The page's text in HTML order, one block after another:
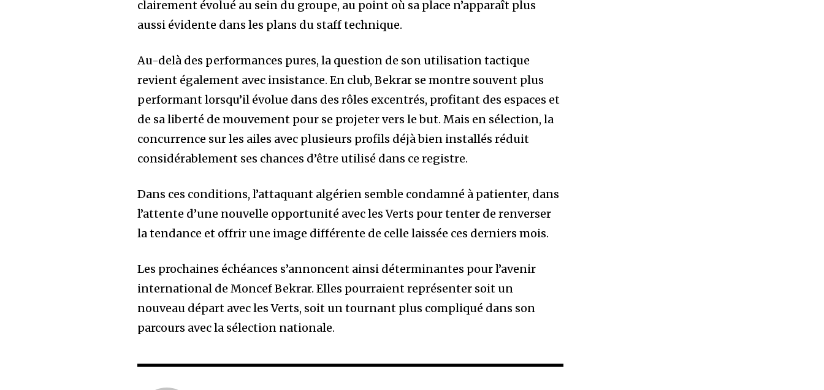
clairement évolué au sein du groupe, au point où sa place n’apparaît plus
aussi évidente dans les plans du staff technique.
Au-delà des performances pures, la question de son utilisation tactique
revient également avec insistance. En club, Bekrar se montre souvent plus
performant lorsqu’il évolue dans des rôles excentrés, profitant des espaces et
de sa liberté de mouvement pour se projeter vers le but. Mais en sélection, la
concurrence sur les ailes avec plusieurs profils déjà bien installés réduit
considérablement ses chances d’être utilisé dans ce registre.
Dans ces conditions, l’attaquant algérien semble condamné à patienter, dans
l’attente d’une nouvelle opportunité avec les Verts pour tenter de renverser
la tendance et offrir une image différente de celle laissée ces derniers mois.
Les prochaines échéances s’annoncent ainsi déterminantes pour l’avenir
international de Moncef Bekrar. Elles pourraient représenter soit un
nouveau départ avec les Verts, soit un tournant plus compliqué dans son
parcours avec la sélection nationale.